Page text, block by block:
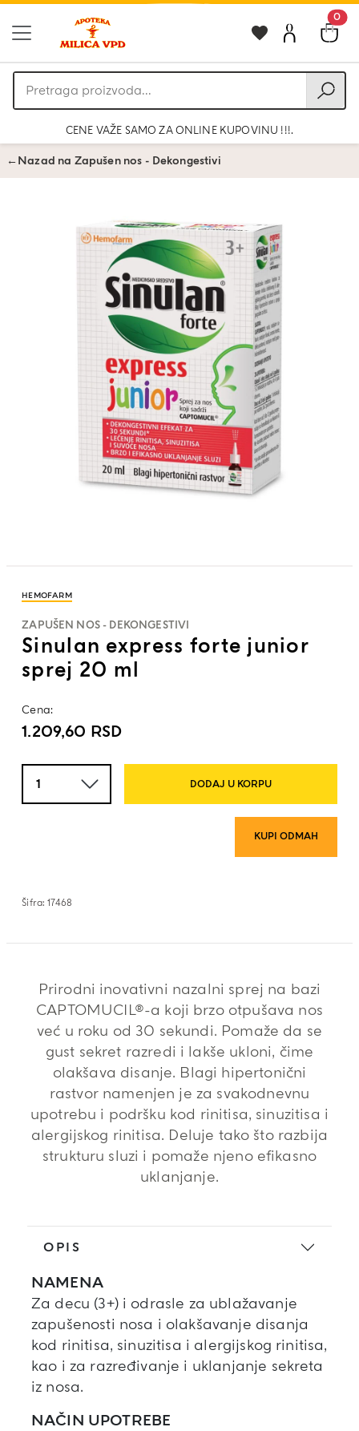
0
Pretraga
proizvoda
CENE VAŽE SAMO ZA ONLINE KUPOVINU !!!.
←Nazad na Zapušen nos - Dekongestivi
HEMOFARM
ZAPUŠEN NOS - DEKONGESTIVI
Sinulan express forte junior
sprej 20 ml
Cena:
1.209,60 RSD
DODAJ U KORPU
KUPI ODMAH
Šifra: 17468
Prirodni inovativni nazalni sprej na bazi
CAPTOMUCIL®-a koji brzo otpušava nos
već u roku od 30 sekundi. Pomaže da se
gust sekret razredi i lakše ukloni, čime
olakšava disanje. Blagi hipertonični
rastvor namenjen je za svakodnevnu
upotrebu i podršku kod rinitisa, sinuzitisa i
alergijskog rinitisa. Deluje tako što razbija
strukturu sluzi i pomaže njeno efikasno
uklanjanje.
OPIS
NAMENA
Za decu (3+) i odrasle za ublažavanje
zapušenosti nosa i olakšavanje disanja
kod rinitisa, sinuzitisa i alergijskog rinitisa,
kao i za razređivanje i uklanjanje sekreta
iz nosa.
NAČIN UPOTREBE